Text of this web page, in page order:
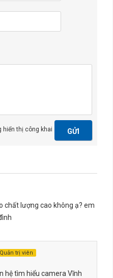
hiển thị công khai GỬI
chất lượng cao không ạ? em
Quản trị viên
hệ tìm hiểu camera Vĩnh